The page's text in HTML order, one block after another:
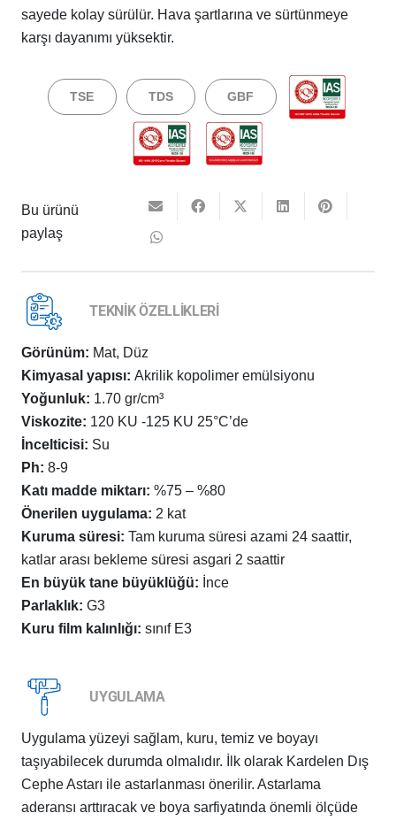
sayede kolay sürülür. Hava şartlarına ve sürtünmeye
karşı dayanımı yüksektir.
TSE TDS GBF
Bu ürünü
paylaş
TEKNİK ÖZELLİKLERİ
Görünüm: Mat, Düz
Kimyasal yapısı: Akrilik kopolimer emülsiyonu
Yoğunluk: 1.70 gr/cm³
Viskozite: 120 KU -125 KU 25°C’de
İncelticisi: Su
Ph: 8-9
Katı madde miktarı: %75 – %80
Önerilen uygulama: 2 kat
Kuruma süresi: Tam kuruma süresi azami 24 saattir,
katlar arası bekleme süresi asgari 2 saattir
En büyük tane büyüklüğü: İnce
Parlaklık: G3
Kuru film kalınlığı: sınıf E3
UYGULAMA
Uygulama yüzeyi sağlam, kuru, temiz ve boyayı
taşıyabilecek durumda olmalıdır. İlk olarak Kardelen Dış
Cephe Astarı ile astarlanması önerilir. Astarlama
aderansı arttıracak ve boya sarfiyatında önemli ölçüde